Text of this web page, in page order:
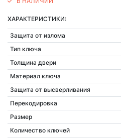
ХАРАКТЕРИСТИКИ:
Защита от излома
Тип ключа
Толщина двери
Материал ключа
Защита от высверливания
Перекодировка
Размер
Количество ключей